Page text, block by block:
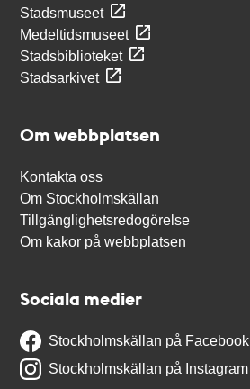
Stadsmuseet
Medeltidsmuseet
Stadsbiblioteket
Stadsarkivet
Om webbplatsen
Kontakta oss
Om Stockholmskällan
Tillgänglighetsredogörelse
Om kakor på webbplatsen
Sociala medier
Stockholmskällan på Facebook
Stockholmskällan på Instagram